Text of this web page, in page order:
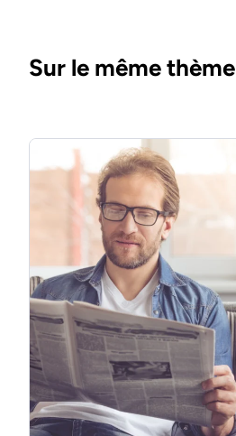
Sur le même thème